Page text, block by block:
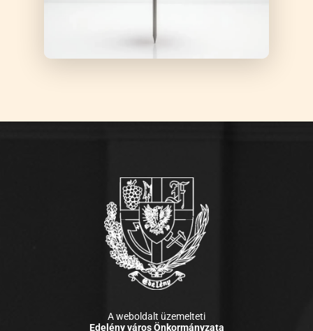
A weboldalt üzemelteti
Edelény város Önkormányzata